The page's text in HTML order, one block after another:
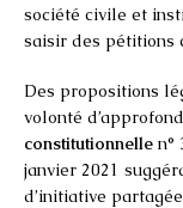
société civile et
saisir des pétitions
Des propositions
volonté
constitutionnelle n°
janvier 2021
d’initiative